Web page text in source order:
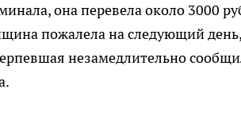
она перевела около 3000
пожалела на следующий
незамедлительно